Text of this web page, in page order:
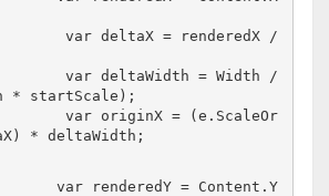
= renderedX /
= Width /
* startScale);
= (e.ScaleOr
* deltaWidth;
= Content.Y